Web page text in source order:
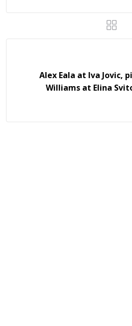
Alex Eala at Iva Jovic,
Williams at Elina